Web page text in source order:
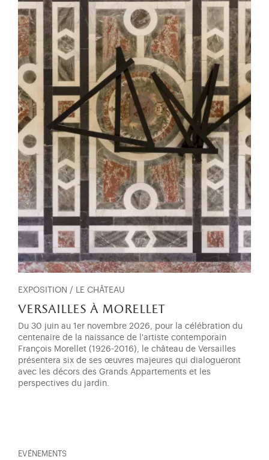
EXPOSITION / LE CHÂTEAU
versailles à morellet
Du 30 juin au 1er novembre 2026, pour la célébration du
centenaire de la naissance de l'artiste contemporain
François Morellet (1926-2016), le château de Versailles
présentera six de ses œuvres majeures qui dialogueront
avec les décors des Grands Appartements et les
perspectives du jardin.
EVÉNEMENTS